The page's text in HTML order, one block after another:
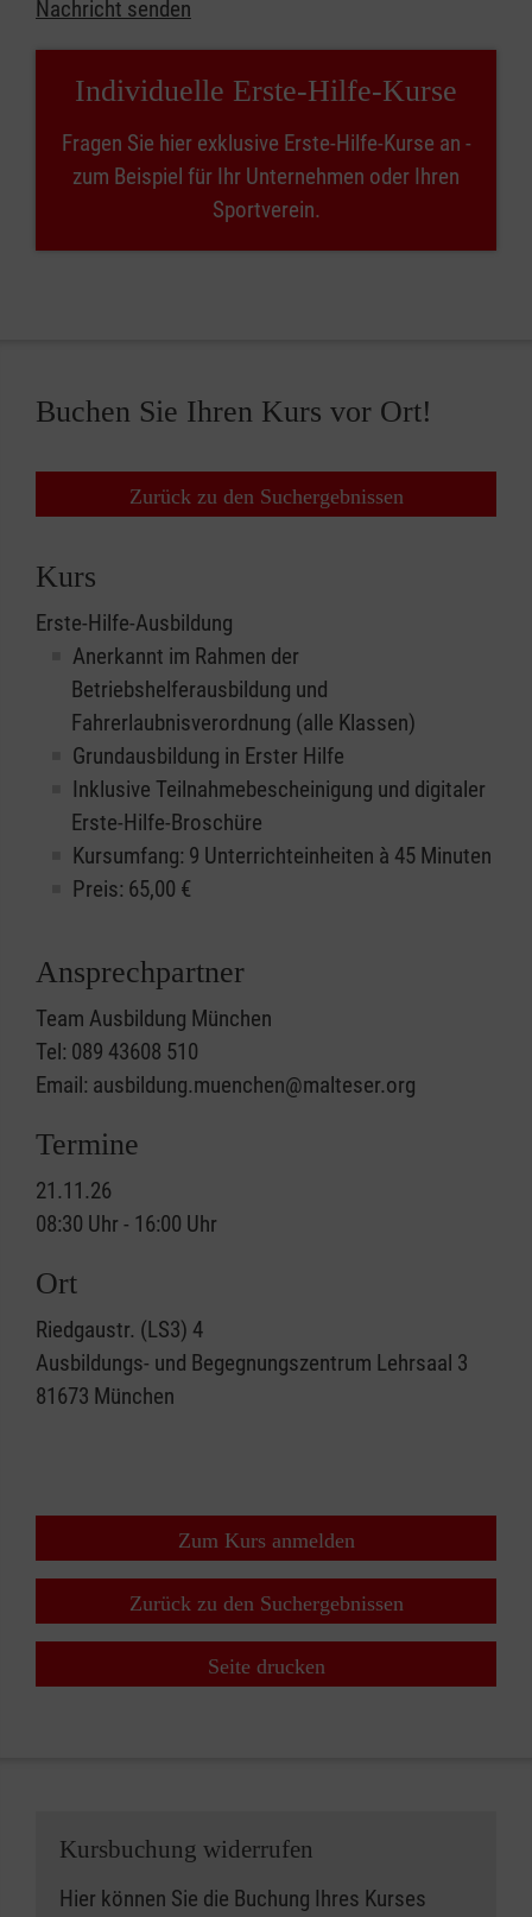
Nachricht senden
Individuelle Erste-Hilfe-Kurse
Fragen Sie hier exklusive Erste-Hilfe-Kurse an -
zum Beispiel für Ihr Unternehmen oder Ihren
Sportverein.
Buchen Sie Ihren Kurs vor Ort!
Zurück zu den Suchergebnissen
Kurs
Erste-Hilfe-Ausbildung
Anerkannt im Rahmen der
Betriebshelferausbildung und
Fahrerlaubnisverordnung (alle Klassen)
Grundausbildung in Erster Hilfe
Inklusive Teilnahmebescheinigung und digitaler
Erste-Hilfe-Broschüre
Kursumfang: 9 Unterrichteinheiten à 45 Minuten
Preis: 65,00 €
Ansprechpartner
Team Ausbildung München
Tel: 089 43608 510
Email: ausbildung.muenchen@malteser.org
Termine
21.11.26
08:30 Uhr - 16:00 Uhr
Ort
Riedgaustr. (LS3) 4
Ausbildungs- und Begegnungszentrum Lehrsaal 3
81673 München
Zum Kurs anmelden
Zurück zu den Suchergebnissen
Seite drucken
Kursbuchung widerrufen
Hier können Sie die Buchung Ihres Kurses